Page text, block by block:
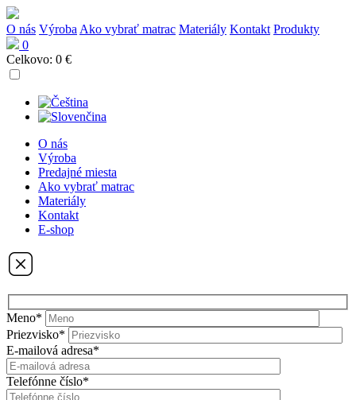
O nás Výroba Ako vybrať matrac Materiály Kontakt Produkty
0
Celkovo: 0 €
O nás
Výroba
Predajné miesta
Ako vybrať matrac
Materiály
Kontakt
E-shop
Meno*
Priezvisko*
E-mailová adresa*
Telefónne číslo*